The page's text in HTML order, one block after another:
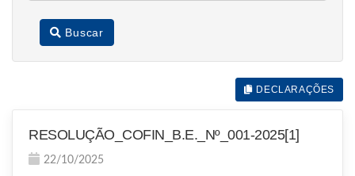
Buscar
DECLARAÇÕES
RESOLUÇÃO_COFIN_B.E._Nº_001-2025[1]
22/10/2025